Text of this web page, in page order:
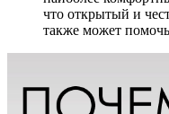
что открытый и
также может